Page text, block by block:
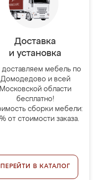
Доставка
и установка
мебель по
Домодедово и всей
Московской области
бесплатно!
сборки мебели:
от стоимости заказа.
ПЕРЕЙТИ В КАТАЛОГ